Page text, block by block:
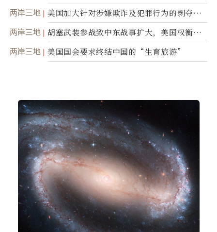
踪
两岸三地
美国加大针对涉嫌欺诈及犯罪行为的剥夺公
民权力度
两岸三地
胡塞武装参战致中东战事扩大，美国权衡地
面入侵的可能性
两岸三地 美国国会要求终结中国的“生育旅游”